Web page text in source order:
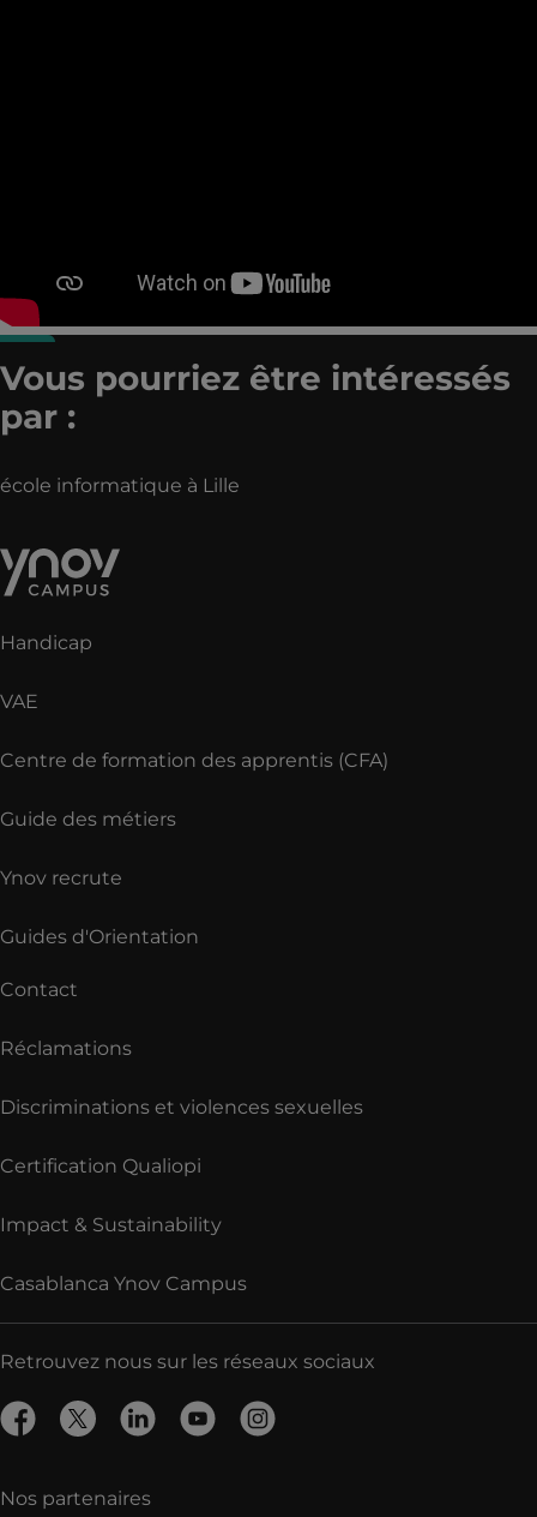
Vous pourriez être intéressés
par :
école informatique à Lille
Handicap
VAE
Centre de formation des apprentis (CFA)
Guide des métiers
Ynov recrute
Guides d'Orientation
Contact
Réclamations
Discriminations et violences sexuelles
Certification Qualiopi
Impact & Sustainability
Casablanca Ynov Campus
Retrouvez nous sur les réseaux sociaux
Nos partenaires